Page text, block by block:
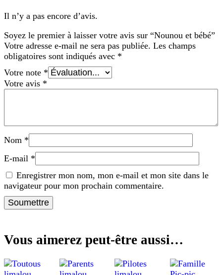
Il n’y a pas encore d’avis.
Soyez le premier à laisser votre avis sur “Nounou et bébé”
Votre adresse e-mail ne sera pas publiée. Les champs
obligatoires sont indiqués avec *
Votre note *
Votre avis *
Nom *
E-mail *
Enregistrer mon nom, mon e-mail et mon site dans le
navigateur pour mon prochain commentaire.
Vous aimerez peut-être aussi…